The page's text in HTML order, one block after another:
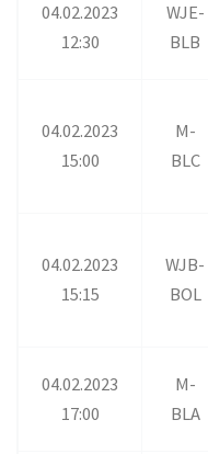
04.02.2023
12:30
WJE-
BLB
04.02.2023
15:00
M-
BLC
04.02.2023
15:15
WJB-
BOL
04.02.2023
17:00
M-
BLA